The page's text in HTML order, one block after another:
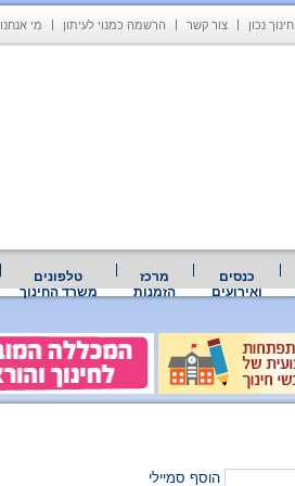
חינוך נכון צור קשר הרשמה כמנוי לעיתון מי אנחנו
כנסים
ואירועים
מרכז
הזמנות
טלפונים
משרד החינוך
הוסף סמיילי